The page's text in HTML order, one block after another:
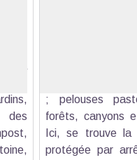
des
; pelouses
forêts, canyons
Ici, se trouve
protégée par